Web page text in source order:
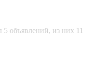
5 объявлений, из них 11